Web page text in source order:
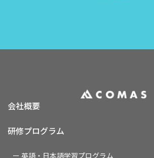
会社概要
研修プログラム
ー 英語・日本語学習プログラム